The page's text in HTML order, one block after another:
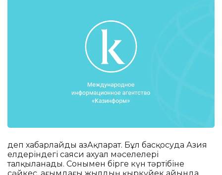
деп хабарлайды ҚазАқпарат. Бұл басқосуда Азия
елдеріндегі саяси ахуал мәселелері
талқыланады. Сонымен бірге күн тәртібіне
сәйкес, ағымдағы жылдың қыркүйек айында